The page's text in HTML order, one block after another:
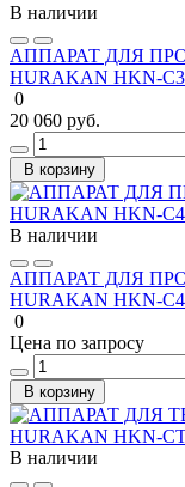
В наличии
АППАРАТ ДЛЯ
HURAKAN HKN-
0
20 060 руб.
В корзину
В наличии
АППАРАТ ДЛЯ
HURAKAN HKN-C4
0
Цена по запросу
В корзину
В наличии